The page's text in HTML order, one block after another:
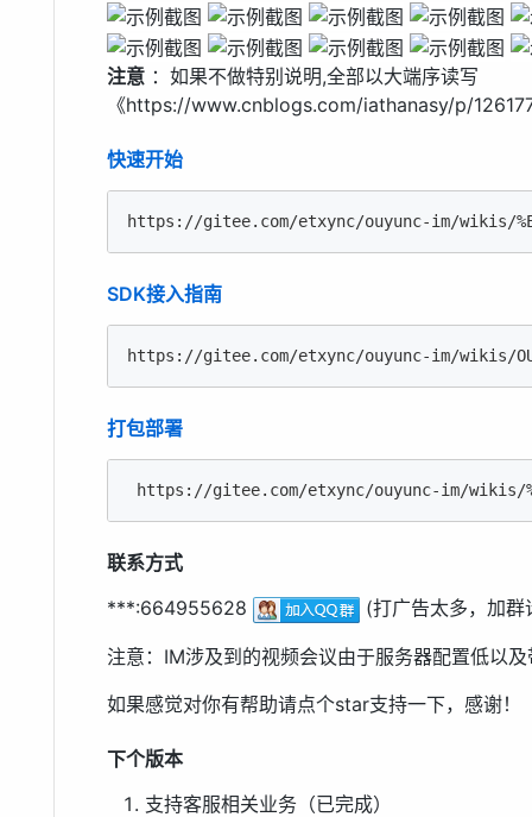
注意 ：如果不做特别说明,全部以大端序读写
《https://www.cnblogs.com/iathanasy/p/
快速开始
https: //gitee.com/etxync/ouyunc-im/wikis/
SDK接入指南
https: //gitee.com/etxync/ouyunc-im/wikis/
打包部署
https: //gitee.com/etxync/ouyunc-im/wikis/
联系方式
***:664955628
(打广告太多，加群
注意：IM涉及到的视频会议由于服务器配置低以
如果感觉对你有帮助请点个star支持一下，感谢！
下个版本
支持客服相关业务（已完成）